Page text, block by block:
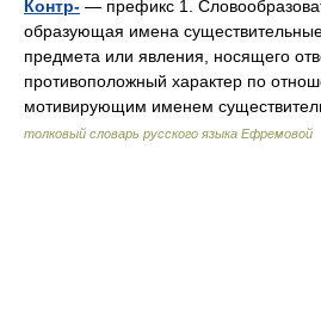
Контр- — префикс 1.
образующая имена
предмета или явления, носящего
противоположный характер по
мотивирующим именем
толковый словарь русского языка Ефремовой